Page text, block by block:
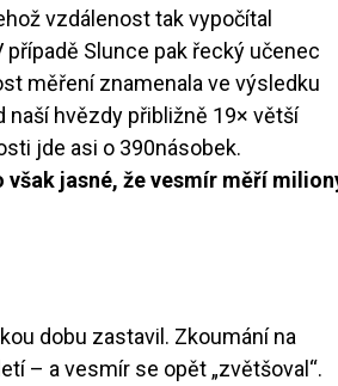
vzdálenost tak vypočítal
Slunce pak řecký učenec
měření znamenala ve výsledku
naší hvězdy přibližně 19× větší
jde asi o 390násobek.
jasné, že vesmír měří
dobu zastavil. Zkoumání na
– a vesmír se opět „zvětšoval“.